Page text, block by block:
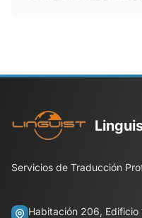
Servicios de Traducción
Habitación 206, Edificio